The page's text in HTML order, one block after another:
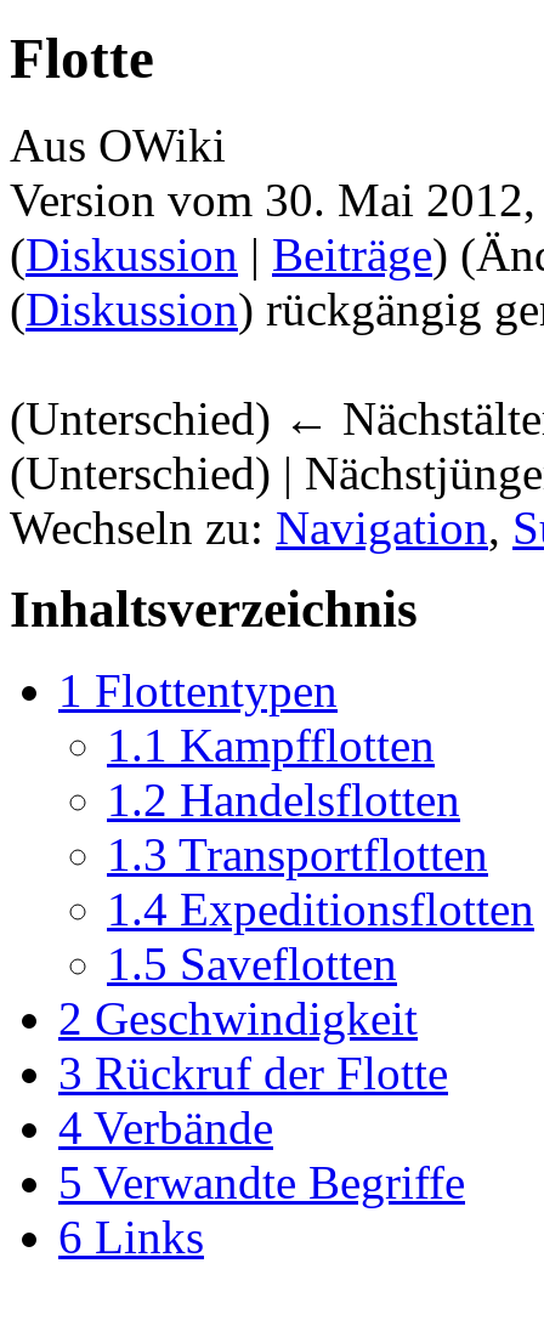
Flotte
Aus OWiki
Version vom 30. Mai
(Diskussion | Beiträge)
(Diskussion) rückgängig
(Unterschied) ←
(Unterschied) |
Wechseln zu: Navigation,
Inhaltsverzeichnis
1 Flottentypen
1.1 Kampfflotten
1.2 Handelsflotten
1.3 Transportflotten
1.4 Expeditionsflotten
1.5 Saveflotten
2 Geschwindigkeit
3 Rückruf der Flotte
4 Verbände
5 Verwandte Begriffe
6 Links